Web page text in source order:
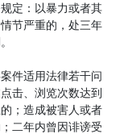
定：以暴力或者其
节严重的，处三年
件适用法律若干问
击、浏览次数达到
；造成被害人或者
二年内曾因诽谤受